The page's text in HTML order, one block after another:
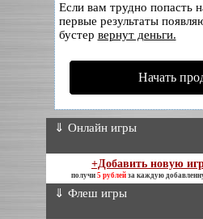
Если вам трудно попасть
первые результаты
бустер вернут деньги.
Начать
⇓ Онлайн игры
+Добавить новую
получи 5 рублей за каждую
⇓ Флеш игры